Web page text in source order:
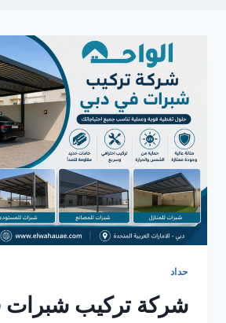
حداد
شركة تركيب